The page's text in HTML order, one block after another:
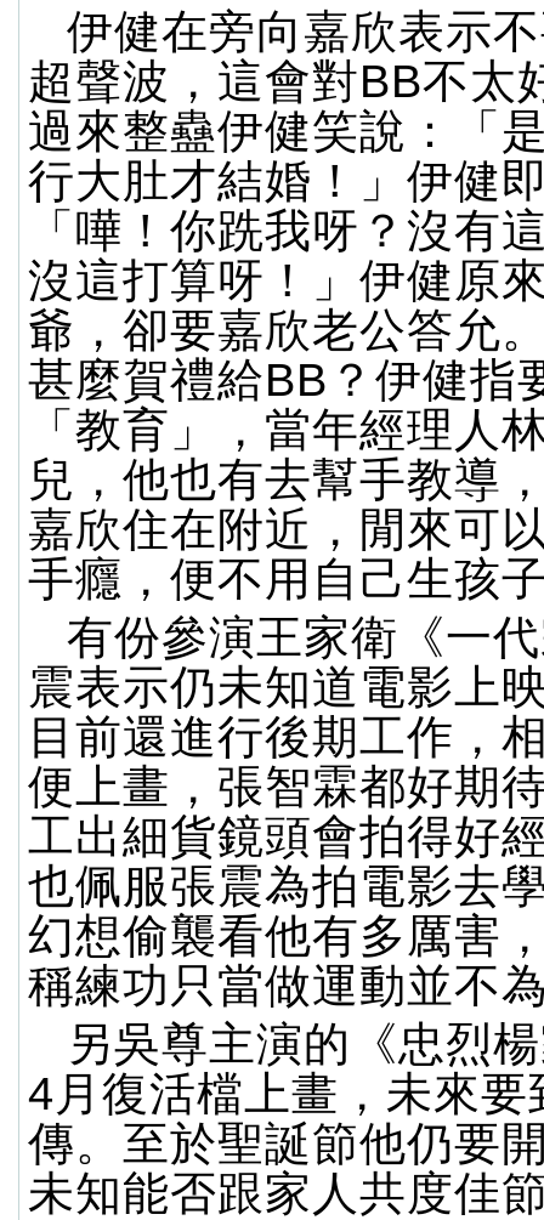
伊健在旁向嘉欣表示
超聲波，這會對BB不太
過來整蠱伊健笑說：「
行大肚才結婚！」伊健
「嘩！你跣我呀？沒有
沒這打算呀！」伊健原
爺，卻要嘉欣老公答允
甚麼賀禮給BB？伊健指
「教育」，當年經理人
兒，他也有去幫手教導
嘉欣住在附近，閒來可
手癮，便不用自己生孩
有份參演王家衛《一
震表示仍未知道電影上
目前還進行後期工作，
便上畫，張智霖都好期
工出細貨鏡頭會拍得好
也佩服張震為拍電影去
幻想偷襲看他有多厲害
稱練功只當做運動並不
另吳尊主演的《忠烈
4月復活檔上畫，未來要
傳。至於聖誕節他仍要
未知能否跟家人共度佳